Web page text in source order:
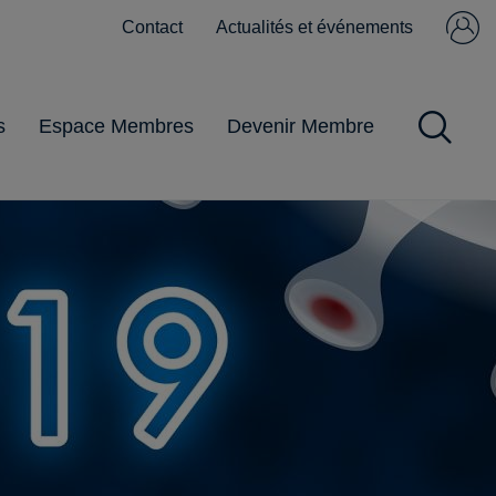
Contact Actualités et événements
Espace Membres
Obligations
Pratiques
Impôts et Taxes
Gestion du
Pandémie
Devenir Membre